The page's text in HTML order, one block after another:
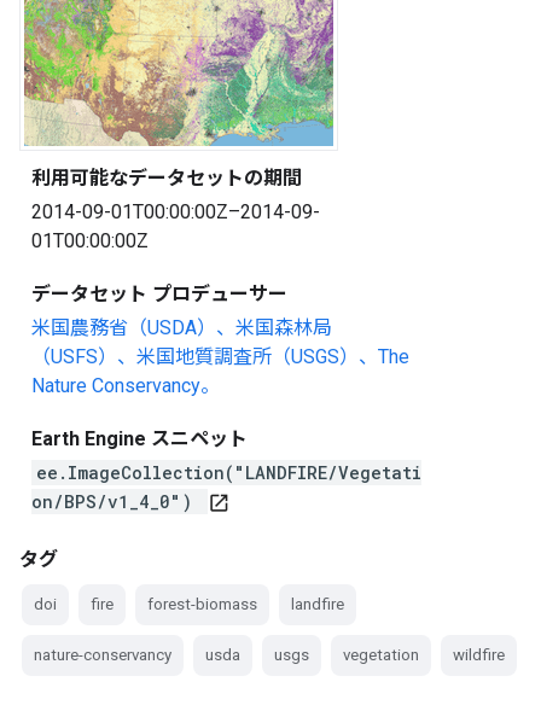
利用可能なデータセットの期間
2014-09-01T00:00:00Z–2014-09-
01T00:00:00Z
データセット プロデューサー
米国農務省（USDA）、米国森林局
（USFS）、米国地質調査所（USGS）、The
Nature Conservancy。
Earth Engine スニペット
ee.ImageCollection("LANDFIRE/Vegetati
on/BPS/v1_4_0")
open_in_new
タグ
doi fire forest-biomass landfire
nature-conservancy usda usgs vegetation wildfire